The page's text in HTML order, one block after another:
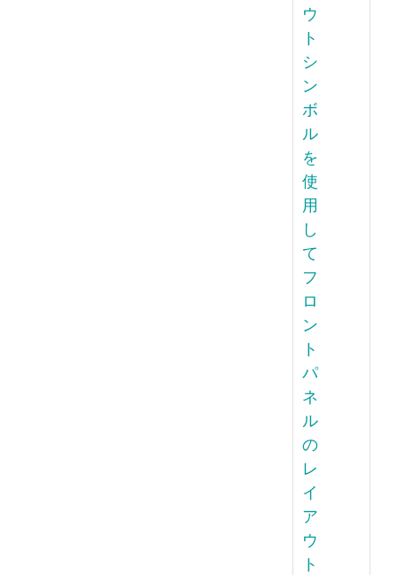
ウ
ト
シ
ン
ボ
ル
を
使
用
し
て
フ
ロ
ン
ト
パ
ネ
ル
の
レ
イ
ア
ウ
ト